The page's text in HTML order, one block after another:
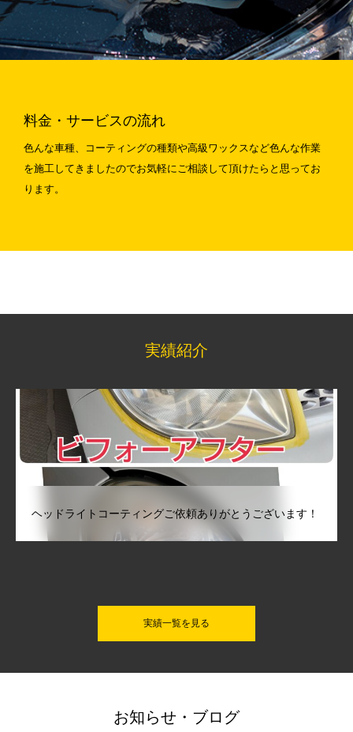
料金・サービスの流れ
色んな車種、コーティングの種類や高級ワックスなど色んな作業
を施工してきましたのでお気軽にご相談して頂けたらと思ってお
ります。
実績紹介
ヘッドライトコーティングご依頼ありがとうございます！
実績一覧を見る
お知らせ・ブログ